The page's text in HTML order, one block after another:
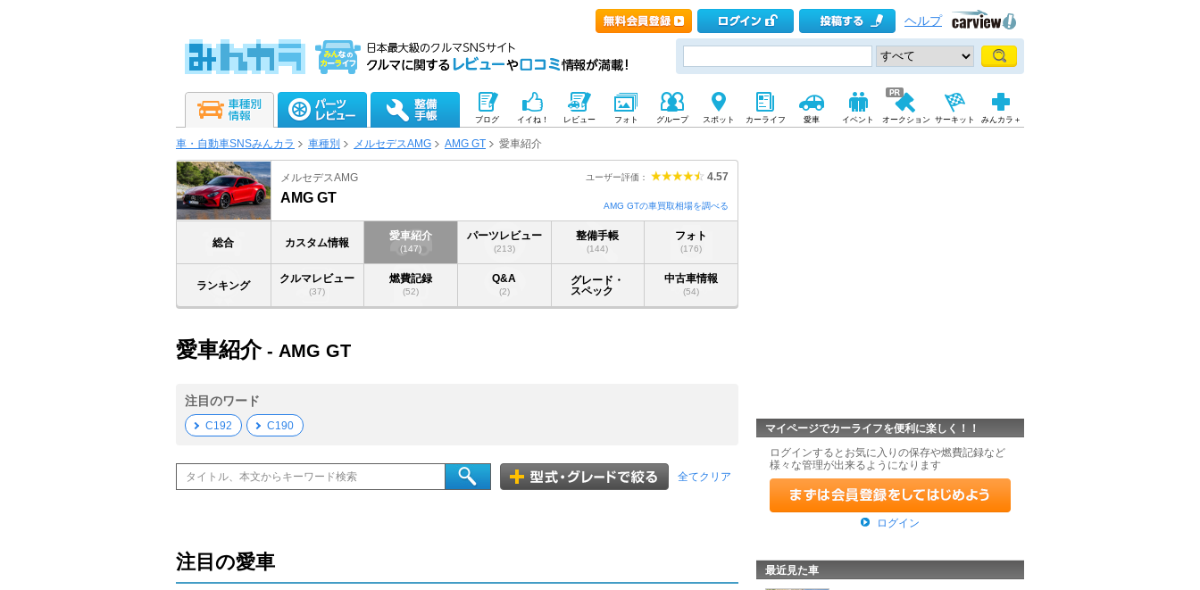
ヘルプ
ブログ イイね！ レビュー フォト グループ スポット カーライフ 愛車 イベント オークション サーキット みんカラ＋
車・自動車SNSみんカラ 車種別 メルセデスAMG AMG GT 愛車紹介
ユーザー評価： 4.57
メルセデスAMG
AMG GT
AMG GTの車買取相場を調べる
総合 カスタム情報
愛車紹介
(147)
パーツレビュー
(213)
整備手帳
(144)
フォト
(176)
ランキング
クルマレビュー
(37)
燃費記録
(52)
Q&A
(2)
グレード・
スペック
中古車情報
(54)
愛車紹介- AMG GT
注目のワード
C192 C190
全てクリア
注目の愛車
マイページでカーライフを便利に楽しく！！
ログインするとお気に入りの保存や燃費記録など
様々な管理が出来るようになります
ログイン
最近見た車